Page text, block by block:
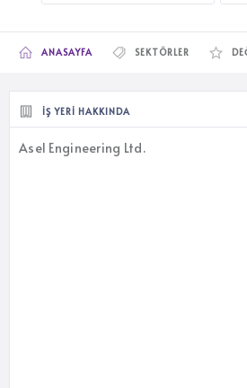
ANASAYFA SEKTÖRLER
İŞ YERI HAKKINDA
Asel Engineering Ltd.